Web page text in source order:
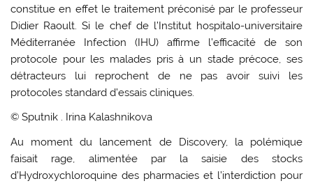
constitue en effet le traitement préconisé par le professeur
Didier Raoult. Si le chef de l’Institut hospitalo-universitaire
Méditerranée Infection (IHU) affirme l’efficacité de son
protocole pour les malades pris à un stade précoce, ses
détracteurs lui reprochent de ne pas avoir suivi les
protocoles standard d’essais cliniques.
© Sputnik . Irina Kalashnikova
Au moment du lancement de Discovery, la polémique
faisait rage, alimentée par la saisie des stocks
d’Hydroxychloroquine des pharmacies et l’interdiction pour